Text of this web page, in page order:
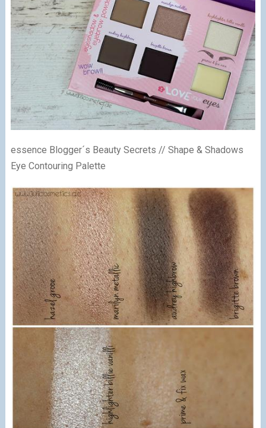
essence Blogger´s Beauty Secrets // Shape & Shadows
Eye Contouring Palette